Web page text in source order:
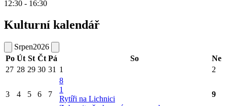
12:30 - 16:30
Kulturní kalendář
Srpen2026
Po Út St Čt Pá So
Ne
27 28 29 30 31 1 2
3 4 5 6 7
8
1
Rytíři na Lichnici
9